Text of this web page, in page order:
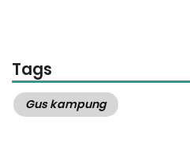
Tags
Gus kampung